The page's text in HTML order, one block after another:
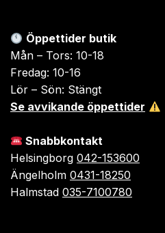
Öppettider butik
Mån – Tors: 10-18
Fredag: 10-16
Lör – Sön: Stängt
Se avvikande öppettider
Snabbkontakt
Helsingborg 042-153600
Ängelholm 0431-18250
Halmstad 035-7100780